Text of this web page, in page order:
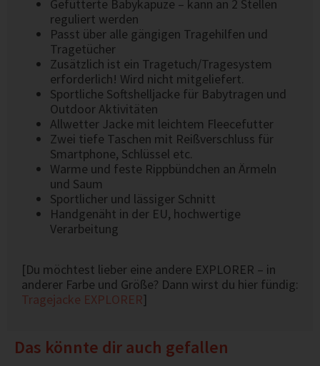
Gefütterte Babykapuze – kann an 2 Stellen
reguliert werden
Passt über alle gängigen Tragehilfen und
Tragetücher
Zusätzlich ist ein Tragetuch/Tragesystem
erforderlich! Wird nicht mitgeliefert.
Sportliche Softshelljacke für Babytragen und
Outdoor Aktivitäten
Allwetter Jacke mit leichtem Fleecefutter
Zwei tiefe Taschen mit Reißverschluss für
Smartphone, Schlüssel etc.
Warme und feste Rippbündchen an Ärmeln
und Saum
Sportlicher und lässiger Schnitt
Handgenäht in der EU, hochwertige
Verarbeitung
[Du möchtest lieber eine andere EXPLORER – in
anderer Farbe und Größe? Dann wirst du hier fündig:
Tragejacke EXPLORER]
Das könnte dir auch gefallen